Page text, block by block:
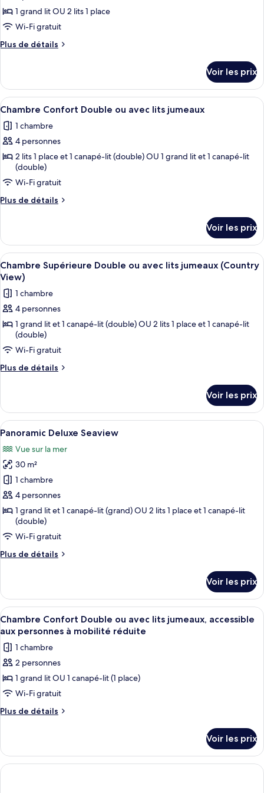
View)
avec
lits
jumeaux
(Country
ce
type
chambre :
Double
ou
avec
lits
jumeaux,
vue
mer
1 grand lit OU 2 lits 1 place
Wi-Fi gratuit
Plus de détails
Plus
le
type
de
Chambre
Supérieure
ou
avec
lits
vue
Voir les prix
Afficher
toutes
les
photos
pour
type
de
Confort
Double
ou
avec
lits
jumeaux
Une chambre d’hôtel avec un
5
Chambre Confort Double ou avec lits jumeaux
1 chambre
4 personnes
2 lits 1 place et 1 canapé-lit (double) OU 1 grand lit et 1 canapé-lit
(double)
Wi-Fi gratuit
Plus de détails
Plus
le
type
de
chambre
Chambre
Confort
Double
avec
jumeaux
Voir les prix
Afficher
toutes
les
photos
pour
ce
type
de
chambre :
Double
ou
avec
lits
jumeaux
(Country
View)
Une chambre d’hôtel avec un
5
Chambre Supérieure Double ou avec lits jumeaux (Country
View)
1 chambre
4 personnes
1 grand lit et 1 canapé-lit (double) OU 2 lits 1 place et 1 canapé-lit
(double)
Wi-Fi gratuit
Plus de détails
Plus
le
type
de
Chambre
Supérieure
Double
ou
avec
lits
jumeaux
(Country
View)
Voir les prix
Afficher
toutes
les
photos
pour
ce
type
chambre :
Panoramic
Deluxe
Une chambre d’hôtel avec un lit, un
5
Panoramic Deluxe Seaview
Vue sur la mer
30 m²
1 chambre
4 personnes
1 grand lit et 1 canapé-lit (grand) OU 2 lits 1 place et 1 canapé-lit
(double)
Wi-Fi gratuit
Plus de détails
Plus
le
type
de
chambre
Panoramic
Deluxe
Seaview
Voir les prix
Afficher
toutes
les
photos
pour
ce
type
de
Confort
Double
ou
Une chambre d’hôtel avec un
5
Chambre Confort Double ou avec lits jumeaux, accessible
aux personnes à mobilité réduite
1 chambre
2 personnes
1 grand lit OU 1 canapé-lit (1 place)
Wi-Fi gratuit
Plus de détails
Plus
le
type
de
Voir les prix